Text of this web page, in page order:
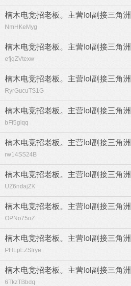
楠木电竞招老板。主营lol副接三角
NmHKeMyg
楠木电竞招老板。主营lol副接三角
efjqZVtexw
楠木电竞招老板。主营lol副接三角
RyrGucuTS1G
楠木电竞招老板。主营lol副接三角
bFf5gIqq
楠木电竞招老板。主营lol副接三角
rw14SS24B
楠木电竞招老板。主营lol副接三角
UZ6ndajZK
楠木电竞招老板。主营lol副接三角
OPNo75oZ
楠木电竞招老板。主营lol副接三角
PHLpEZSlrye
楠木电竞招老板。主营lol副接三角
6TkzTBbdq